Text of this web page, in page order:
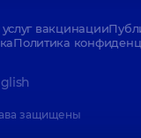
вакцинации
Политика
защищены